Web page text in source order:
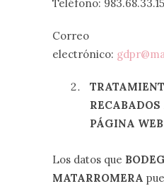
Teléfono: 983.68.33.15
Correo
electrónico:
PÁGINA WEB
Los datos que
MATARROMERA